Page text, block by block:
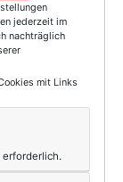
jederzeit im
nachträglich
mit Links
erforderlich.